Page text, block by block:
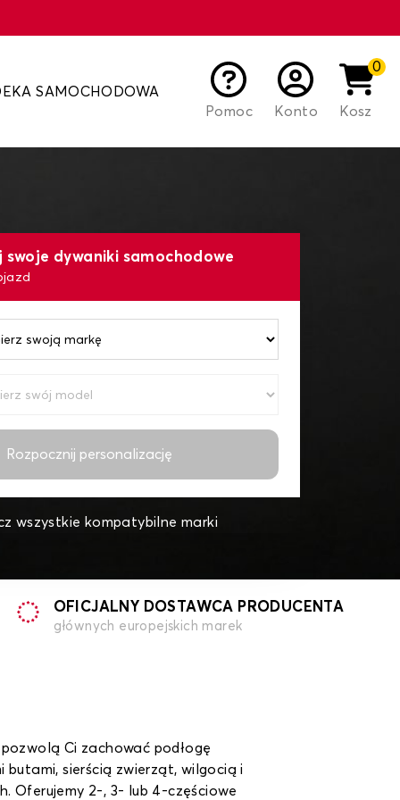
SAMOCHODOWA
Pomoc
Konto
0
Kosz
swoje dywaniki samochodowe
Rozpocznij personalizację
wszystkie kompatybilne marki
OFICJALNY DOSTAWCA PRODUCENTA
głównych europejskich marek
Ci zachować podłogę
butami, sierścią zwierząt, wilgocią i
Oferujemy 2-, 3- lub 4-częściowe